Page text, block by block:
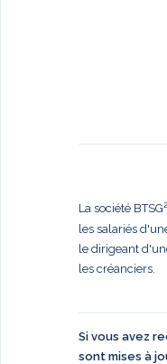
La société
les salariés
le dirigeant
les créanciers.
Si vous avez
sont mises à